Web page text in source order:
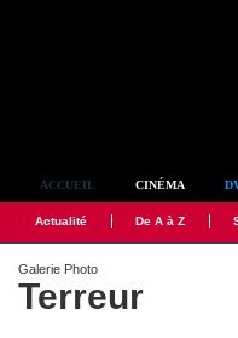
ACCUEIL CINÉMA
Actualité De A à Z
Galerie Photo
Terreur